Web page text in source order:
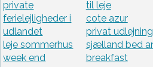
private
ferielejligheder i
udlandet
leje sommerhus
week end
til leje
cote azur
privat udlejning
sjælland bed
breakfast